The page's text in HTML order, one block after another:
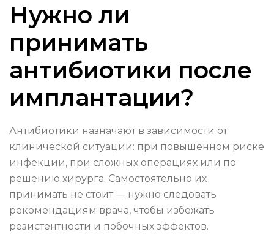
Нужно ли
принимать
антибиотики после
имплантации?
Антибиотики назначают в зависимости от
клинической ситуации: при повышенном риске
инфекции, при сложных операциях или по
решению хирурга. Самостоятельно их
принимать не стоит — нужно следовать
рекомендациям врача, чтобы избежать
резистентности и побочных эффектов.